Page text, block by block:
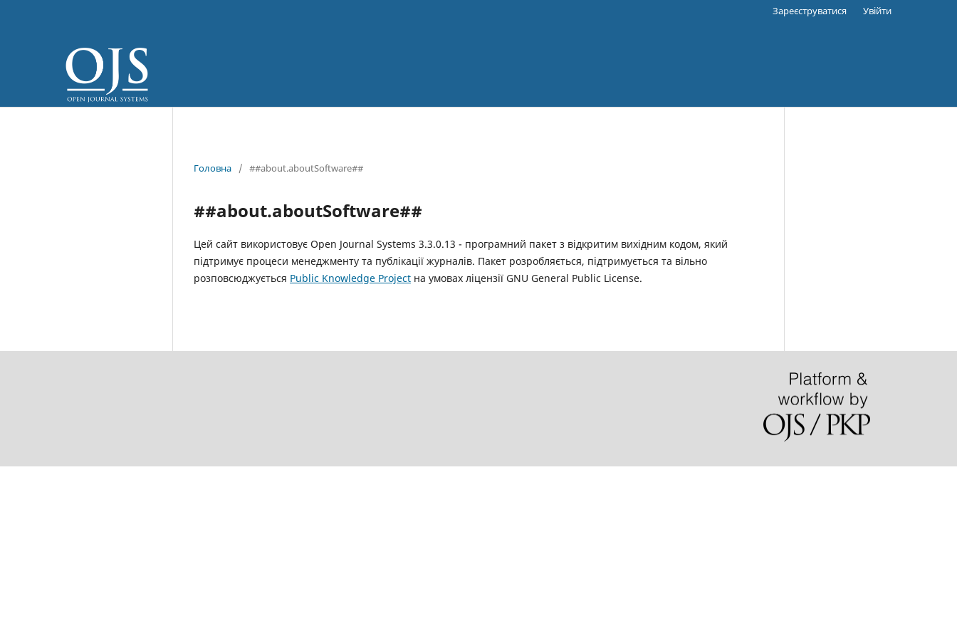
Зареєструватися Увійти
Головна / ##about.aboutSoftware##
##about.aboutSoftware##
Цей сайт використовує Open Journal Systems 3.3.0.13 - програмний пакет з відкритим вихідним кодом, який
підтримує процеси менеджменту та публікації журналів. Пакет розробляється, підтримується та вільно
розповсюджується Public Knowledge Project на умовах ліцензії GNU General Public License.